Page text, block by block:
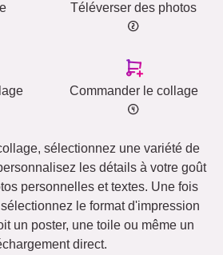
Téléverser des photos
Commander le collage
sélectionnez une variété de
les détails à votre goût
personnelles et textes. Une fois
le format d'impression
un poster, une toile ou même un
direct.